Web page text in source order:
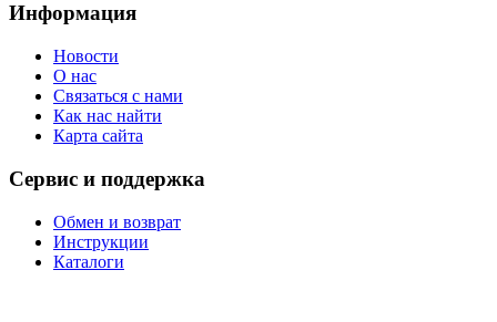
Информация
Новости
О нас
Связаться с нами
Как нас найти
Карта сайта
Сервис и поддержка
Обмен и возврат
Инструкции
Каталоги